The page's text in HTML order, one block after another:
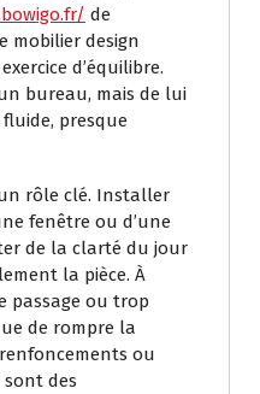
de
mobilier design
d’équilibre.
un bureau, mais de lui
presque
rôle clé. Installer
fenêtre ou d’une
de la clarté du jour
la pièce. À
passage ou trop
de rompre la
ou
sont des